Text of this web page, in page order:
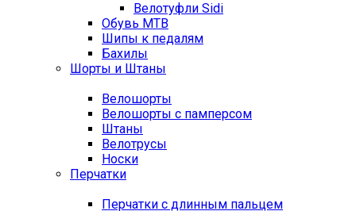
Велотуфли Sidi
Обувь MTB
Шипы к педалям
Бахилы
Шорты и Штаны
Велошорты
Велошорты с памперсом
Штаны
Велотрусы
Носки
Перчатки
Перчатки с длинным пальцем